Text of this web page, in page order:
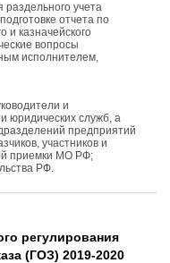
учета
отчета по
и казначейского
вопросы
исполнителем,
и
юридических служб, а
предприятий
участников и
приемки МО РФ;
РФ.
регулирования
(ГОЗ) 2019-2020